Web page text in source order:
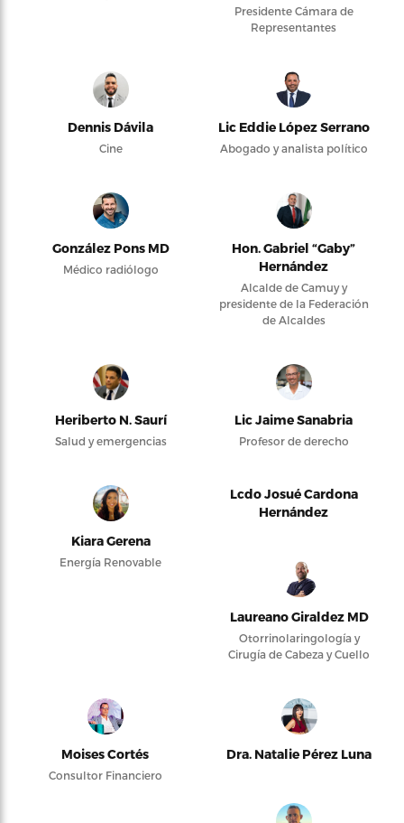
Presidente Cámara de
Representantes
Dennis Dávila
Cine
Lic Eddie López Serrano
Abogado y analista político
González Pons MD
Médico radiólogo
Hon. Gabriel “Gaby”
Hernández
Alcalde de Camuy y
presidente de la Federación
de Alcaldes
Heriberto N. Saurí
Salud y emergencias
Lic Jaime Sanabria
Profesor de derecho
Kiara Gerena
Energía Renovable
Lcdo Josué Cardona
Hernández
Laureano Giraldez MD
Otorrinolaringología y
Cirugía de Cabeza y Cuello
Moises Cortés
Consultor Financiero
Dra. Natalie Pérez Luna